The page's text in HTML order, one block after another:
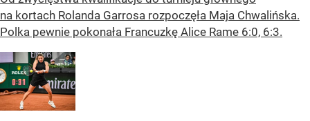
na kortach Rolanda Garrosa rozpoczęła Maja Chwalińska.
Polka pewnie pokonała Francuzkę Alice Rame 6:0, 6:3.